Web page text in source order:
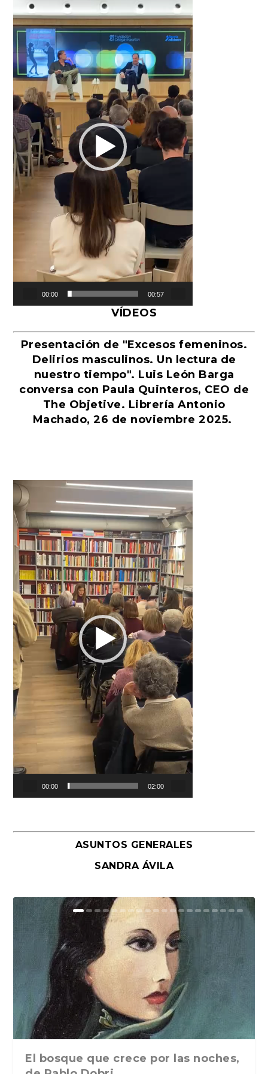
vídeo
00:00 00:57
VÍDEOS
Presentación de "Excesos femeninos.
Delirios masculinos. Un lectura de
nuestro tiempo". Luis León Barga
conversa con Paula Quinteros, CEO de
The Objetive. Librería Antonio
Machado, 26 de noviembre 2025.
Reproductor
de
vídeo
00:00 02:00
ASUNTOS GENERALES
SANDRA ÁVILA
El bosque que crece por las noches,